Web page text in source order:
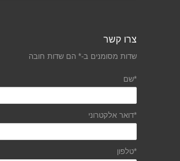
צרו קשר
שדות מסומנים ב-* הם שדות חובה
*שם
*דואר אלקטרוני
*טלפון